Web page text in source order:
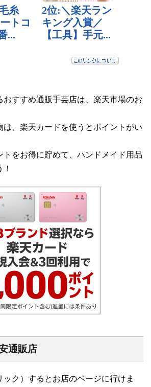
おすすめ通販手芸店は、楽天市場のお
は、楽天カードを使うとポイントがい
トをお得に貯めて、ハンドメイド用品
通販店
ク）するとお店のページに行けま